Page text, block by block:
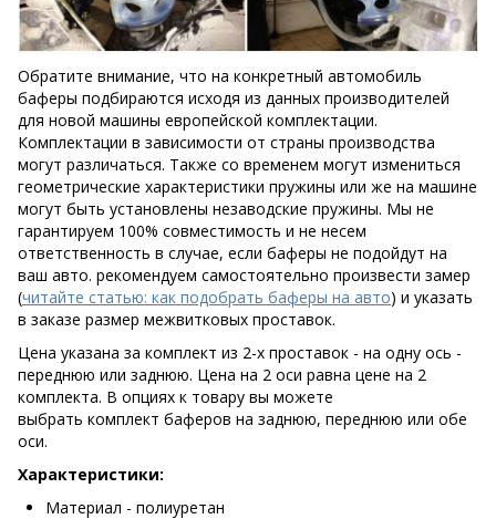
Обратите внимание, что на конкретный автомобиль
баферы подбираются исходя из данных производителей
для новой машины европейской комплектации.
Комплектации в зависимости от страны производства
могут различаться. Также со временем могут измениться
геометрические характеристики пружины или же на машине
могут быть установлены незаводские пружины. Мы не
гарантируем 100% совместимость и не несем
ответственность в случае, если баферы не подойдут на
ваш авто. рекомендуем самостоятельно произвести замер
(читайте статью: как подобрать баферы на авто) и указать
в заказе размер межвитковых проставок.
Цена указана за комплект из 2-х проставок - на одну ось -
переднюю или заднюю. Цена на 2 оси равна цене на 2
комплекта. В опциях к товару вы можете
выбрать комплект баферов на заднюю, переднюю или обе
оси.
Характеристики:
Материал - полиуретан